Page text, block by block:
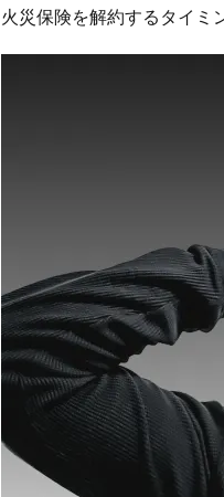
火災保険を解約するタイミ